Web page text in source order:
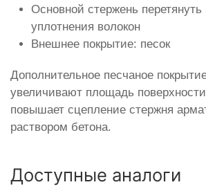
Основной стержень
уплотнения волокон
Внешнее покрытие: песок
Дополнительное песчаное
увеличивают площадь
повышает сцепление стержня
раствором бетона.
Доступные аналоги